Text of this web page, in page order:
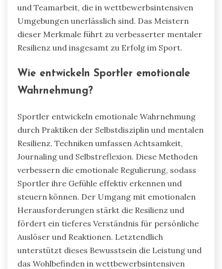
und Teamarbeit, die in wettbewerbsintensiven
Umgebungen unerlässlich sind. Das Meistern
dieser Merkmale führt zu verbesserter mentaler
Resilienz und insgesamt zu Erfolg im Sport.
Wie entwickeln Sportler emotionale
Wahrnehmung?
Sportler entwickeln emotionale Wahrnehmung
durch Praktiken der Selbstdisziplin und mentalen
Resilienz. Techniken umfassen Achtsamkeit,
Journaling und Selbstreflexion. Diese Methoden
verbessern die emotionale Regulierung, sodass
Sportler ihre Gefühle effektiv erkennen und
steuern können. Der Umgang mit emotionalen
Herausforderungen stärkt die Resilienz und
fördert ein tieferes Verständnis für persönliche
Auslöser und Reaktionen. Letztendlich
unterstützt dieses Bewusstsein die Leistung und
das Wohlbefinden in wettbewerbsintensiven